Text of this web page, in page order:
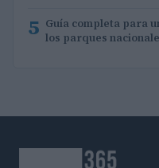
5 Guía completa para
los parques